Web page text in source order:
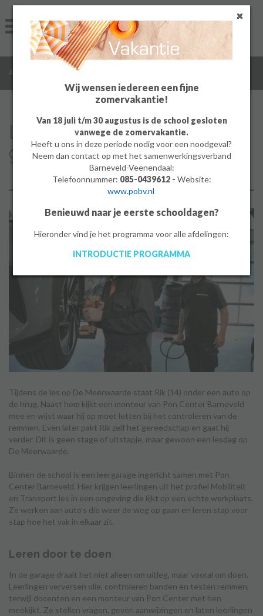
Wij wensen iedereen een fijne
zomervakantie!
Van 18 juli t/m 30 augustus is de school gesloten
vanwege de zomervakantie.
Heeft u ons in deze periode nodig voor een noodgeval?
Neem dan contact op met het samenwerkingsverband
Barneveld-Veenendaal:
Telefoonnummer: 085-0439612 - Website:
www.pobv.nl
Benieuwd naar je eerste schooldagen?
Hieronder vind je het programma voor alle afdelingen:
INTRODUCTIE PROGRAMMA
Algemeen
Groep 8
Werken bij
Algemeen Actueel
Levensecht leren in de
garage van Pon Center
Tijdens de les op De Meerwaarde staat Rik (14) onder een auto op
de brug. Naast hem kijkt een monteur van Pon Center Barneveld
mee en wijst waar hij op moet letten bij het controleren van de
remmen. Even later pakt Rik zelf het gereedschap en gaat hij
verder. Dit is geen stage of uitstapje, maar gewoon een lesdag op
De Meerwaarde.
Binnen de school is een leergarage ingericht samen met Pon
Center Barneveld. Hier krijgen leerlingen uit het profiel Mobiliteit
en Transport les in een omgeving die lijkt op een echte werkplaats.
Ze werken aan auto’s die weer de weg op gaan en leren stap voor
stap hoe het vak in elkaar zit.
Leren door te doen
In de garage draait het niet alleen om uitleg, maar vooral om doen.
Leerlingen verversen olie, controleren banden en testen remmen,
terwijl docenten en een monteur van Pon Center met hen
meekijkt. Ze stellen vragen, geven aanwijzingen en laten leerlingen